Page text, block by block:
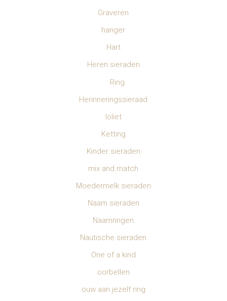
Graveren
hanger
Hart
Heren sieraden
Ring
Herinneringssieraad
Ioliet
Ketting
Kinder sieraden
mix and match
Moedermelk sieraden
Naam sieraden
Naamringen
Nautische sieraden
One of a kind
oorbellen
ouw aan jezelf ring